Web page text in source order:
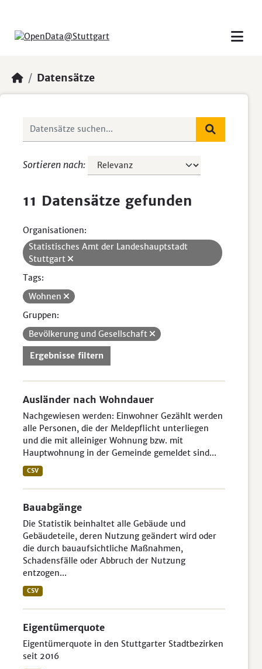
Datensätze
Sortieren nach
11 Datensätze gefunden
Organisationen:
Statistisches Amt der Landeshauptstadt
Stuttgart
Tags:
Wohnen
Gruppen:
Bevölkerung und Gesellschaft
Ergebnisse filtern
Ausländer nach Wohndauer
Nachgewiesen werden: Einwohner Gezählt werden
alle Personen, die der Meldepflicht unterliegen
und die mit alleiniger Wohnung bzw. mit
Hauptwohnung in der Gemeinde gemeldet sind...
CSV
Bauabgänge
Die Statistik beinhaltet alle Gebäude und
Gebäudeteile, deren Nutzung geändert wird oder
die durch bauaufsichtliche Maßnahmen,
Schadensfälle oder Abbruch der Nutzung
entzogen...
CSV
Eigentümerquote
Eigentümerquote in den Stuttgarter Stadtbezirken
seit 2016